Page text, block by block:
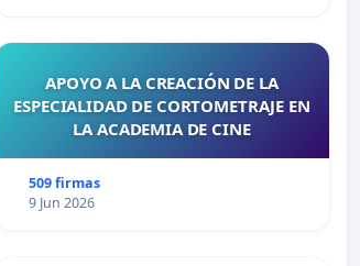
APOYO A LA CREACIÓN DE LA
ESPECIALIDAD DE CORTOMETRAJE EN
LA ACADEMIA DE CINE
509 firmas
9 Jun 2026